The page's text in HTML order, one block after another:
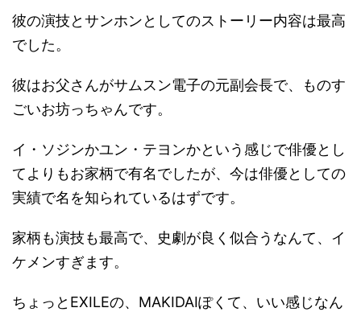
彼の演技とサンホンとしてのストーリー内容は最高
でした。
彼はお父さんがサムスン電子の元副会長で、ものす
ごいお坊っちゃんです。
イ・ソジンかユン・テヨンかという感じで俳優とし
てよりもお家柄で有名でしたが、今は俳優としての
実績で名を知られているはずです。
家柄も演技も最高で、史劇が良く似合うなんて、イ
ケメンすぎます。
ちょっとEXILEの、MAKIDAIぽくて、いい感じなん